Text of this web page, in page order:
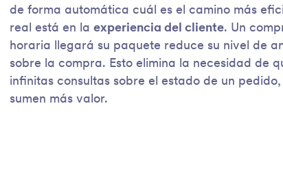
de forma automática cuál es el camino más
real está en la experiencia del cliente. Un
horaria llegará su paquete reduce su nivel de
sobre la compra. Esto elimina la necesidad de
infinitas consultas sobre el estado de un
sumen más valor.